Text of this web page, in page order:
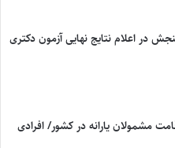
در اعلام نتایج نهایی آزمون دکتری
مشمولان یارانه در کشور/ افرادی